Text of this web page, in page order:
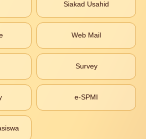
Siakad Usahid
Web Mail
Survey
e-SPMI